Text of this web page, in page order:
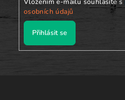
osobních údajů
Přihlásit se